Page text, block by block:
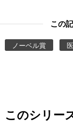
この
ノーベル賞
このシリー